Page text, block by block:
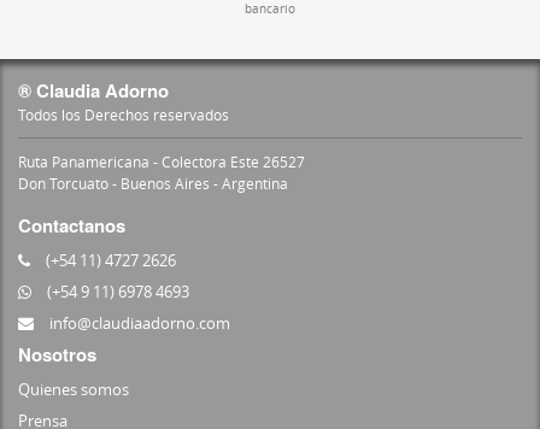
bancario
® Claudia Adorno
Todos los Derechos reservados
Ruta Panamericana - Colectora Este 26527
Don Torcuato - Buenos Aires - Argentina
Contactanos
(+54 11) 4727 2626
(+54 9 11) 6978 4693
info@claudiaadorno.com
Nosotros
Quienes somos
Prensa